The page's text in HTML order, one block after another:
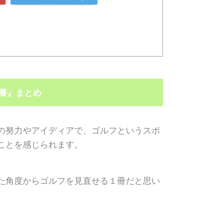
、オレゴンのゴルフ竜宮城
マスターズのコース整備
まえ」
ノへと変化したのは
が減っている！
けて、神様に最も近いゴルフ場
ヒストリー
匠、マッケンジー終焉の地
オープンにも出場した６人
は訪れたいゴルフ博物館
ラブ、貴重なナイスショット
』まとめ
努力やアイディアで、ゴルフというスポ
を感じられます。
度からゴルフを見直せる１冊だと思い